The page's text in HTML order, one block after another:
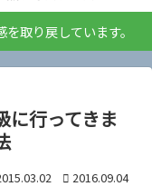
取り戻しています。
に行ってきま
2016.09.04